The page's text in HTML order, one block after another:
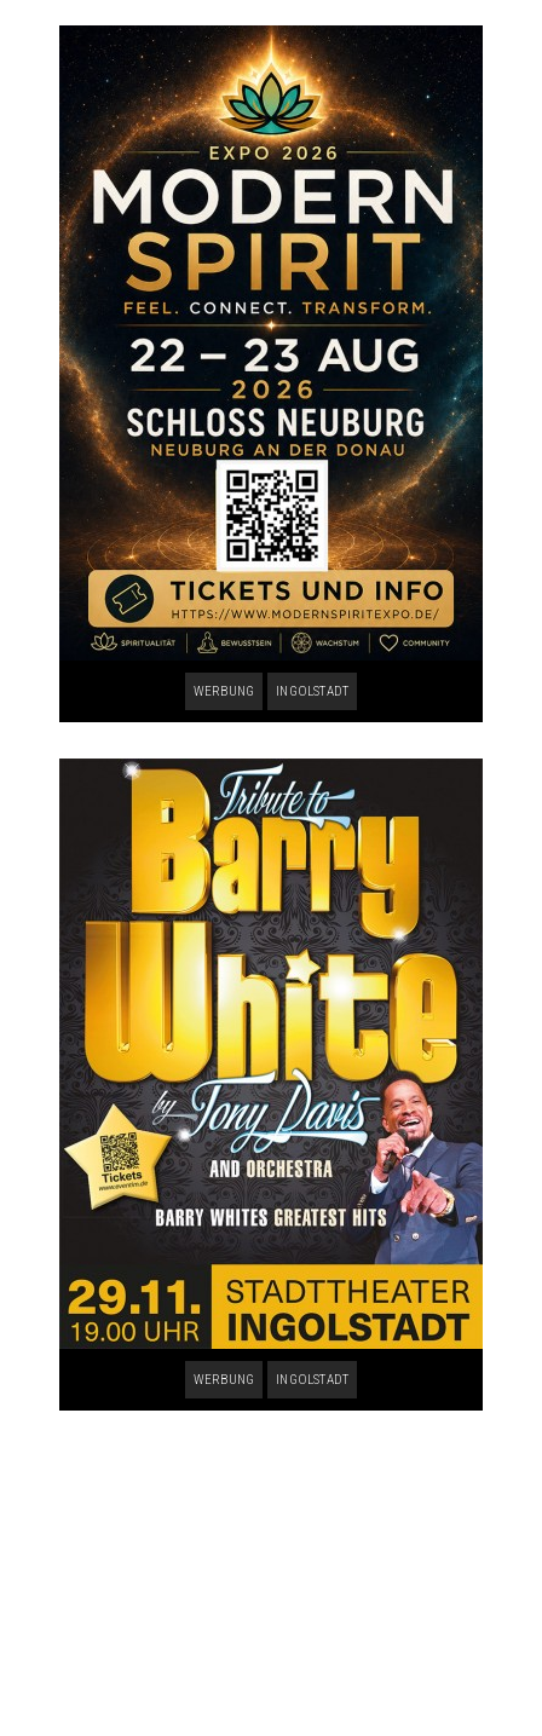
WERBUNG INGOLSTADT
WERBUNG INGOLSTADT